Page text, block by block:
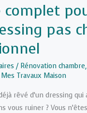
complet
pas
/ Rénovation chambre,
Mes Travaux Maison
rêvé d’un dressing
vous ruiner ? Vous